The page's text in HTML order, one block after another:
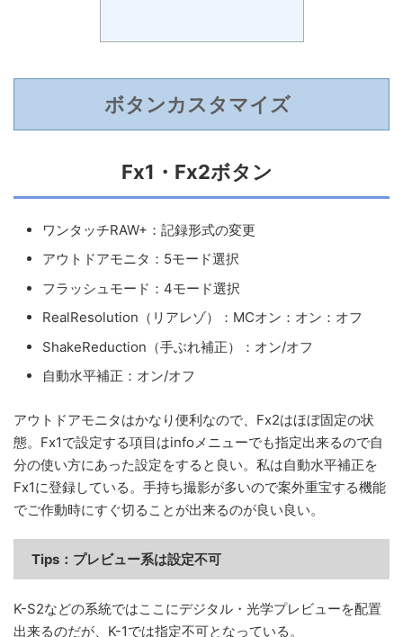
ボタンカスタマイズ
Fx1・Fx2ボタン
ワンタッチRAW+：記録形式の変更
アウトドアモニタ：5モード選択
フラッシュモード：4モード選択
RealResolution（リアレゾ）：MCオン：オン：オフ
ShakeReduction（手ぶれ補正）：オン/オフ
自動水平補正：オン/オフ
アウトドアモニタはかなり便利なので、Fx2はほぼ固定の状
態。Fx1で設定する項目はinfoメニューでも指定出来るので自
分の使い方にあった設定をすると良い。私は自動水平補正を
Fx1に登録している。手持ち撮影が多いので案外重宝する機能
でご作動時にすぐ切ることが出来るのが良い良い。
Tips： プレビュー系は設定不可
K-S2などの系統ではここにデジタル・光学プレビューを配置
出来るのだが、K-1では指定不可となっている。